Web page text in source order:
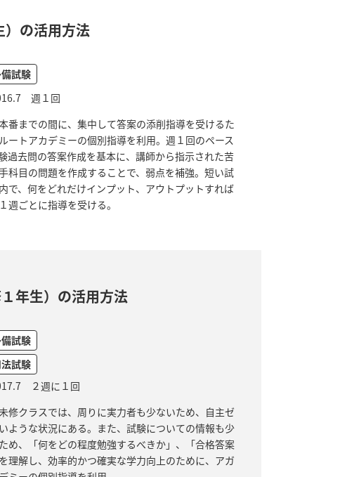
）の活用方法
試験
週１回
番までの間に、集中して答案の添削指導を受けるた
ートアカデミーの個別指導を利用。週１回のペース
過去問の答案作成を基本に、講師から指示された苦
科目の問題を作成することで、弱点を補強。短い試
で、何をどれだけインプット、アウトプットすれば
週ごとに指導を受ける。
年生）の活用方法
試験
試験
２週に１回
修クラスでは、周りに実力者も少ないため、自主ゼ
ような状況にある。また、試験についての情報も少
め、「何をどの程度勉強するべきか」、「合格答案
理解し、効率的かつ確実な学力向上のために、アガ